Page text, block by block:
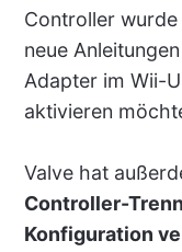
Controller
neue
Adapter im Wii-
aktivieren
Valve hat
Controller-
Konfiguration